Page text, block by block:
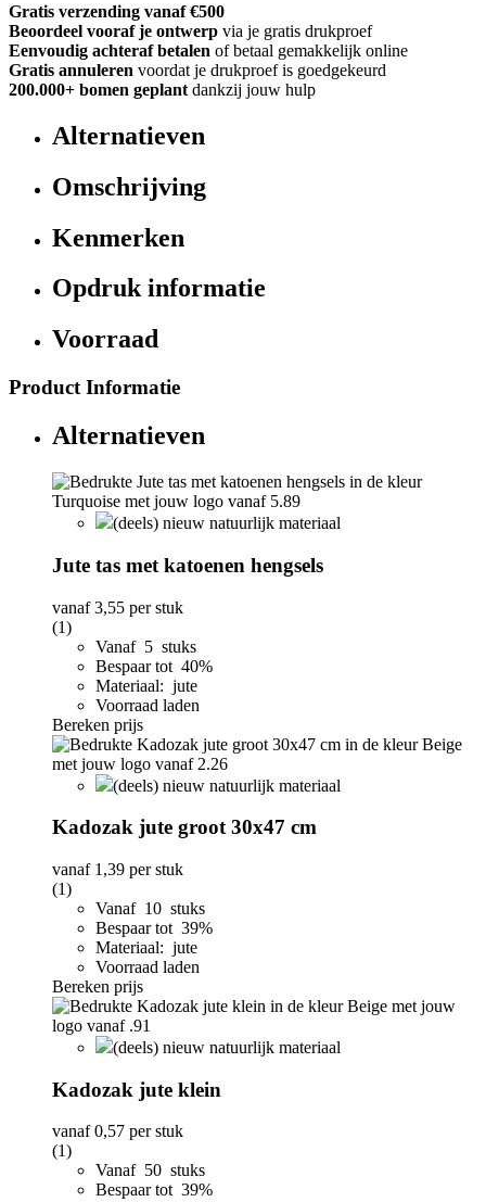
Gratis verzending vanaf €500
Beoordeel vooraf je ontwerp via je gratis drukproef
Eenvoudig achteraf betalen of betaal gemakkelijk online
Gratis annuleren voordat je drukproef is goedgekeurd
200.000+ bomen geplant dankzij jouw hulp
Alternatieven
Omschrijving
Kenmerken
Opdruk informatie
Voorraad
Product Informatie
Alternatieven
(deels) nieuw natuurlijk materiaal
Jute tas met katoenen hengsels
vanaf3,55 per stuk
(1)
Vanaf 5 stuks
Bespaar tot 40%
Materiaal: jute
Voorraad laden
Bereken prijs
(deels) nieuw natuurlijk materiaal
Kadozak jute groot 30x47 cm
vanaf 1,39 per stuk
(1)
Vanaf 10 stuks
Bespaar tot 39%
Materiaal: jute
Voorraad laden
Bereken prijs
(deels) nieuw natuurlijk materiaal
Kadozak jute klein
vanaf0,57 per stuk
(1)
Vanaf 50 stuks
Bespaar tot 39%